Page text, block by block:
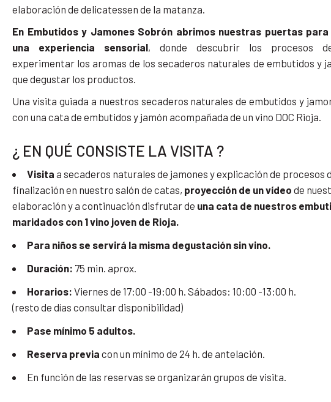
elaboración de delicatessen de la matanza.
En Embutidos y Jamones Sobrón abrimos nuestras puertas
una experiencia sensorial, donde descubrir los procesos
experimentar los aromas de los secaderos naturales de embutidos y
que degustar los productos.
Una visita guiada a nuestros secaderos naturales de embutidos y
con una cata de embutidos y jamón acompañada de un vino DOC Rioja.
¿ EN QUÉ CONSISTE LA VISITA ?
Visita a secaderos naturales de jamones y explicación de procesos
finalización en nuestro salón de catas, proyección de un vídeo de
elaboración y a continuación disfrutar de una cata de nuestros
maridados con 1 vino joven de Rioja.
Para niños se servirá la misma degustación sin vino.
Duración: 75 min. aprox.
Horarios: Viernes de 17:00 -19:00 h. Sábados: 10:00 -13:00 h.
(resto de días consultar disponibilidad)
Pase mínimo 5 adultos.
Reserva previa con un mínimo de 24 h. de antelación.
En función de las reservas se organizarán grupos de visita.